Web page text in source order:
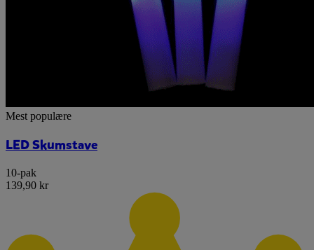
Mest populære
LED Skumstave
10-pak
139,90 kr